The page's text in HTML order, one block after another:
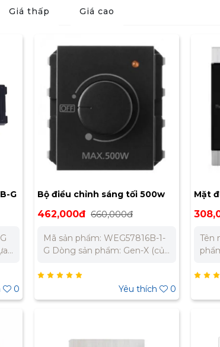
Giá thấp Giá cao
G
0
Bộ điều chỉnh sáng tối 500w
WEG57816B-1-G
462,000đ 660,000đ
Mã sản phẩm: WEG57816B-1-
G Dòng sản phẩm: Gen-X (của
điều chỉnh độ sáng tối
(Dimmer switch) Công suất
định mức: 500W Điện áp định
Yêu thích 0
Mặt
Tên
đúc